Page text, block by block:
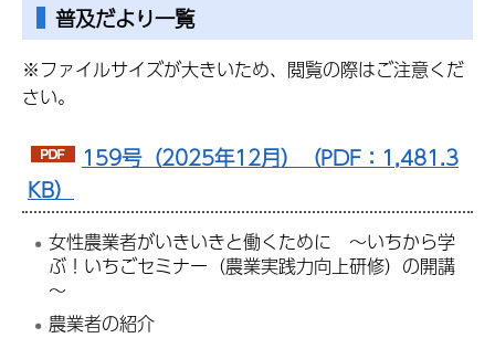
普及だより一覧
※ファイルサイズが大きいため、閲覧の際はご注意くだ
さい。
159号（2025年12月）（PDF：1,481.3
KB）
女性農業者がいきいきと働くために ～いちから学
ぶ！いちごセミナー（農業実践力向上研修）の開講
～
農業者の紹介